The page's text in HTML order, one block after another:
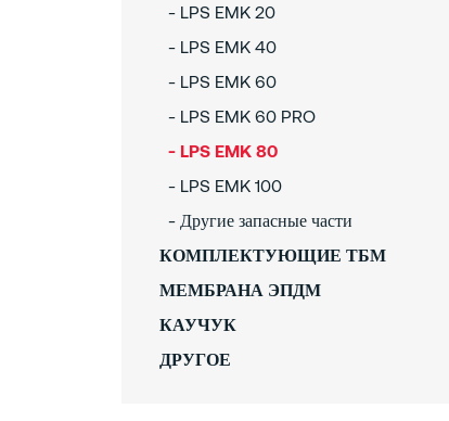
- LPS EMK 20
- LPS EMK 40
- LPS EMK 60
- LPS EMK 60 PRO
- LPS EMK 80
- LPS EMK 100
- Другие запасные части
КОМПЛЕКТУЮЩИЕ ТБМ
МЕМБРАНА ЭПДМ
КАУЧУК
ДРУГОЕ